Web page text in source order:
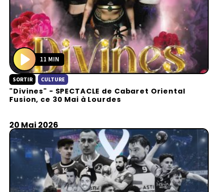
P
l
a
11 MIN
SORTIR CULTURE
"Divines" - SPECTACLE de Cabaret Oriental
Fusion, ce 30 Mai à Lourdes
20 Mai 2026